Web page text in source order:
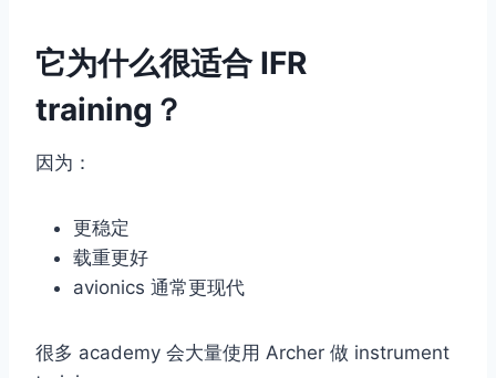
它为什么很适合 IFR
training？
因为：
更稳定
载重更好
avionics 通常更现代
很多 academy 会大量使用 Archer 做 instrument